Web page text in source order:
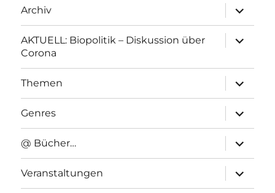
Archiv
anzeigen
AKTUELL: Biopolitik – Diskussion über
Corona
anzeigen
Themen
anzeigen
Genres
anzeigen
@ Bücher…
anzeigen
Veranstaltungen
anzeigen